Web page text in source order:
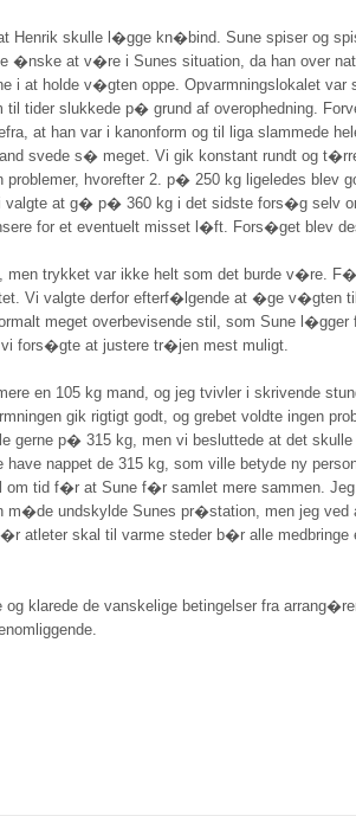
skulle l�gge kn�bind. Sune spiser og
�nske at v�re i Sunes situation, da han over
i at holde v�gten oppe. Opvarmningslokalet var
tider slukkede p� grund af overophedning.
at han var i kanonform og til liga slammede
svede s� meget. Vi gik konstant rundt og
hvorefter 2. p� 250 kg ligeledes blev
valgte at g� p� 360 kg i det sidste fors�g selv
for et eventuelt misset l�ft. Fors�get blev
trykket var ikke helt som det burde v�re.
Vi valgte derfor efterf�lgende at �ge v�gten
meget overbevisende stil, som Sune
fors�gte at justere tr�jen mest muligt.
en 105 kg mand, og jeg tvivler i skrivende
gik rigtigt godt, og grebet voldte ingen
gerne p� 315 kg, men vi besluttede at det
nappet de 315 kg, som ville betyde ny
tid f�r at Sune f�r samlet mere sammen.
undskylde Sunes pr�station, men jeg
atleter skal til varme steder b�r alle medbringe
klarede de vanskelige betingelser fra